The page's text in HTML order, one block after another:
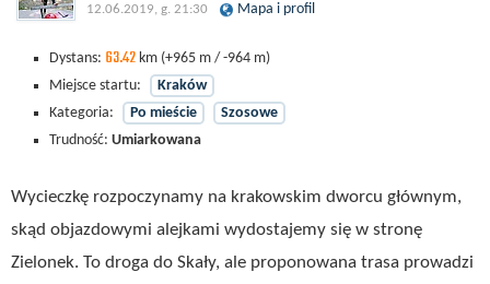
Użytkownicy
Dodaj
12.06.2019, g. 21:30 Mapa i profil
Dystans: 63.42 km (+965 m / -964 m)
Miejsce startu:
Kraków
Kategoria:
Po mieście
Szosowe
Trudność: Umiarkowana
Wycieczkę rozpoczynamy na krakowskim dworcu głównym,
skąd objazdowymi alejkami wydostajemy się w stronę
Zielonek. To droga do Skały, ale proponowana trasa prowadzi